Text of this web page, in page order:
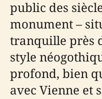
public des
monument –
tranquille près
style
profond, bien
avec Vienne et